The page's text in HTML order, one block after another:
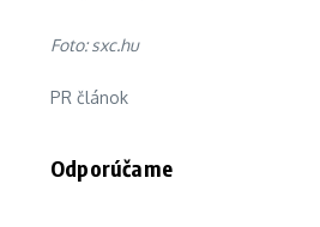
Foto: sxc.hu
PR článok
Odporúčame